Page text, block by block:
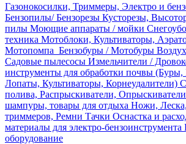
Газонокосилки, Триммеры, Электро и
Бензопилы/ Бензорезы Кусторезы,
пилы Моющие аппараты / мойки
техника Мотоблоки, Культиваторы,
Мотопомпа Бензобуры / Мотобуры
Садовые пылесосы Измельчители /
инструменты для обработки почвы
Лопаты, Культиваторы, Корнеудалители)
полива, Распрыскиватели, Опрыскиватели
шампуры, товары для отдыха Ножи,
триммеров, Ремни Тачки Оснастка и
материалы для электро-бензоинструмента
оборудование